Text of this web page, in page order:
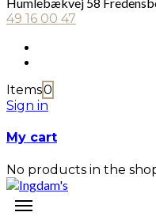
49 16 00 47
Items0
Sign in
My cart
No products in the